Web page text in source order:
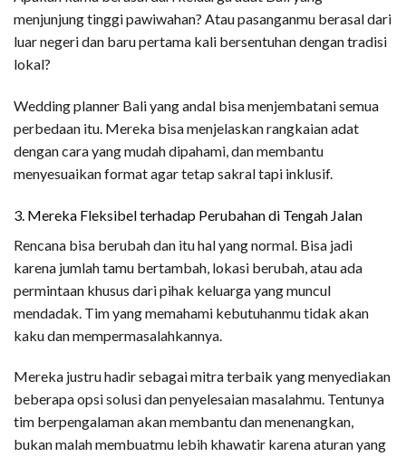
menjunjung tinggi pawiwahan? Atau pasanganmu berasal dari
luar negeri dan baru pertama kali bersentuhan dengan tradisi
lokal?
Wedding planner Bali yang andal bisa menjembatani semua
perbedaan itu. Mereka bisa menjelaskan rangkaian adat
dengan cara yang mudah dipahami, dan membantu
menyesuaikan format agar tetap sakral tapi inklusif.
3. Mereka Fleksibel terhadap Perubahan di Tengah Jalan
Rencana bisa berubah dan itu hal yang normal. Bisa jadi
karena jumlah tamu bertambah, lokasi berubah, atau ada
permintaan khusus dari pihak keluarga yang muncul
mendadak. Tim yang memahami kebutuhanmu tidak akan
kaku dan mempermasalahkannya.
Mereka justru hadir sebagai mitra terbaik yang menyediakan
beberapa opsi solusi dan penyelesaian masalahmu. Tentunya
tim berpengalaman akan membantu dan menenangkan,
bukan malah membuatmu lebih khawatir karena aturan yang